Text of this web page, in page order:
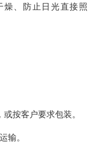
、防止日光直接照
按客户要求包装。
输。